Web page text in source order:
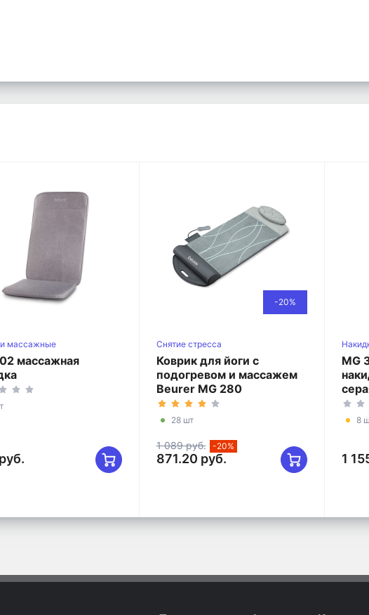
массажные
массажная
-20%
Снятие стресса
Коврик для йоги с
подогревом и массажем
Beurer MG 280
28 шт
1 089 руб. -20%
871.20 руб.
MG
8
1